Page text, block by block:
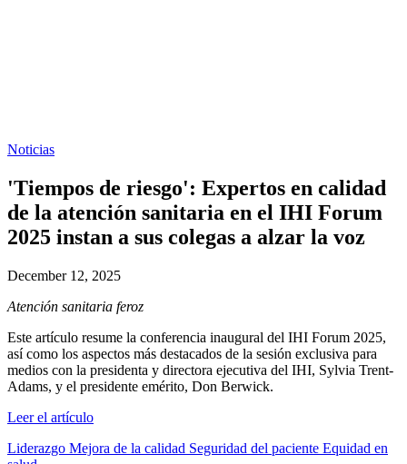
Noticias
'Tiempos de riesgo': Expertos en calidad
de la atención sanitaria en el IHI Forum
2025 instan a sus colegas a alzar la voz
December 12, 2025
Atención sanitaria feroz
Este artículo resume la conferencia inaugural del IHI Forum 2025,
así como los aspectos más destacados de la sesión exclusiva para
medios con la presidenta y directora ejecutiva del IHI, Sylvia Trent-
Adams, y el presidente emérito, Don Berwick.
Leer el artículo
Liderazgo Mejora de la calidad Seguridad del paciente Equidad en